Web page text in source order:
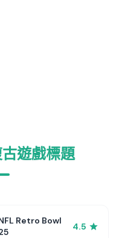
遊戲標題
Retro Bowl
4.5